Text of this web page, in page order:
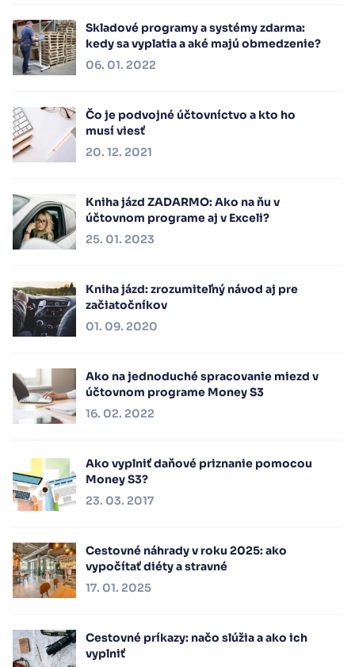
Skladové programy a systémy zdarma:
kedy sa vyplatia a aké majú obmedzenie?
06. 01. 2022
Čo je podvojné účtovníctvo a kto ho
musí viesť
20. 12. 2021
Kniha jázd ZADARMO: Ako na ňu v
účtovnom programe aj v Exceli?
25. 01. 2023
Kniha jázd: zrozumiteľný návod aj pre
začiatočníkov
01. 09. 2020
Ako na jednoduché spracovanie miezd v
účtovnom programe Money S3
16. 02. 2022
Ako vyplniť daňové priznanie pomocou
Money S3?
23. 03. 2017
Cestovné náhrady v roku 2025: ako
vypočítať diéty a stravné
17. 01. 2025
Cestovné príkazy: načo slúžia a ako ich
vyplniť